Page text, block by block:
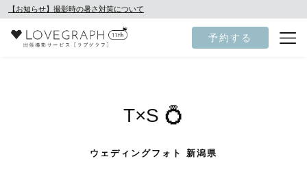
【お知らせ】撮影時の暑さ対策について
予約する
T×S 💍
ウェディングフォト 新潟県